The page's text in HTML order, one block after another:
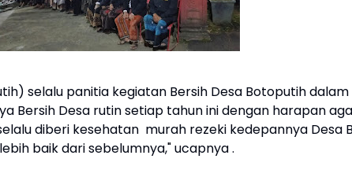
selalu panitia kegiatan Bersih Desa Botoputih dalam
Bersih Desa rutin setiap tahun ini dengan harapan
diberi kesehatan murah rezeki kedepannya Desa
baik dari sebelumnya," ucapnya .